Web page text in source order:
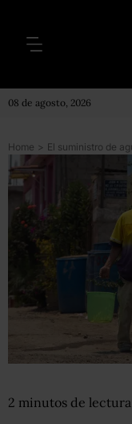
08 de agosto, 2026
Home >
2 minutos de lectura